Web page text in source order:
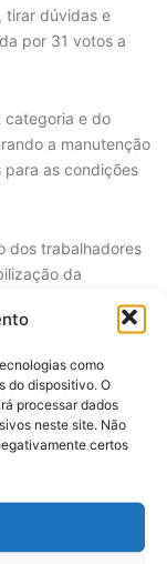
como
do dispositivo. O
processar dados
neste site. Não
certos
tirar dúvidas e
por 31 votos a
categoria e do
a manutenção
as condições
dos trabalhadores
da
de maio/2026
por mês.
no valor de R$
no mês